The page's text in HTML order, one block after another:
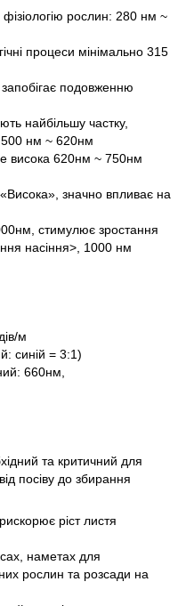
рослин: 280 нм ~
процеси мінімально 315
подовженню
найбільшу частку,
500 нм ~ 620нм
висока 620нм ~ 750нм
значно впливає на
стимулює зростання
насіння>, 1000 нм
м
синій = 3:1)
660нм,
та критичний для
посіву до збирання
ріст листя
наметах для
рослин та розсади на